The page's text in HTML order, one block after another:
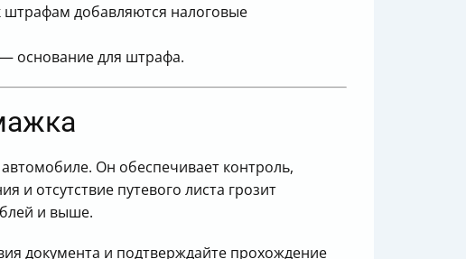
штрафам добавляются налоговые
основание для штрафа.
Он обеспечивает контроль,
отсутствие путевого листа грозит
и выше.
документа и подтверждайте прохождение